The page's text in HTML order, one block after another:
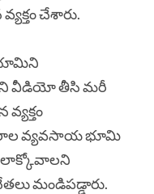
చేశారు.
వీడియో తీసి మరీ
వ్యవసాయ భూమి
లాక్కోవాలని
మండిపడ్డారు.